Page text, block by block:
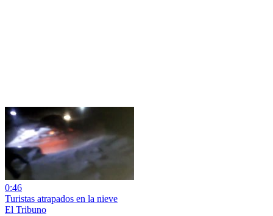
0:46
Turistas atrapados en la nieve
El Tribuno